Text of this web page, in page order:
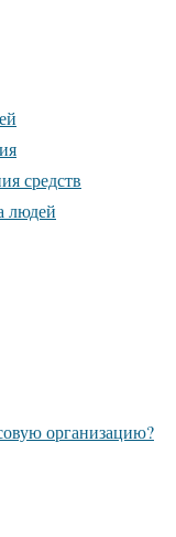
средств
людей
организацию?